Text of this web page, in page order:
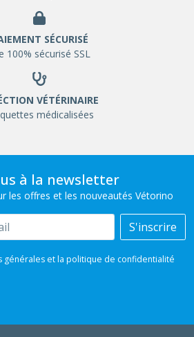
SÉCURISÉ
100% sécurisé SSL
VÉTÉRINAIRE
médicalisées
à la newsletter
les offres et les nouveautés Vétorino
S'inscrire
générales et la politique de confidentialité